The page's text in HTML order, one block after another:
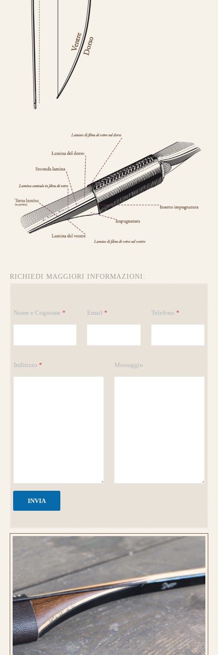
CONFIGURA E ORDINA IL
TUO LONGBOW
Questo modello si contraddistingue per la
composizione a
Tre Lamine in legno.
la risposta meccanica è la medesima e
l’estetica risulta più pulita.
da 750€
RICHIEDI MAGGIORI INFORMAZIONI:
Nome e Cognome * Email* Telefono *
Indirizzo * Messaggio
INVIA